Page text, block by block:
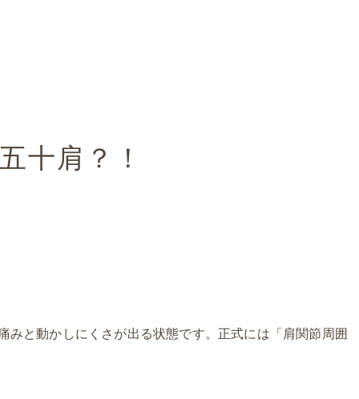
十肩？！
と動かしにくさが出る状態です。正式には「肩関節周囲